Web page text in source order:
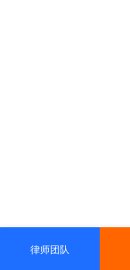
律师团队